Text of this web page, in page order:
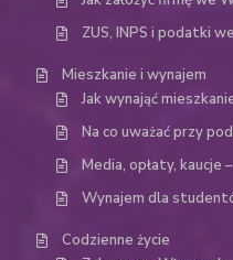
ZUS, INPS i podatki
Mieszkanie i wynajem
Jak wynająć
Na co uważać przy
Media, opłaty, kaucje
Wynajem dla
Codzienne życie